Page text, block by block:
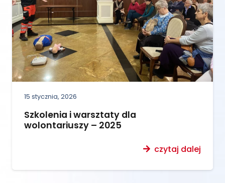
15 stycznia, 2026
Szkolenia i warsztaty dla
wolontariuszy – 2025
czytaj dalej